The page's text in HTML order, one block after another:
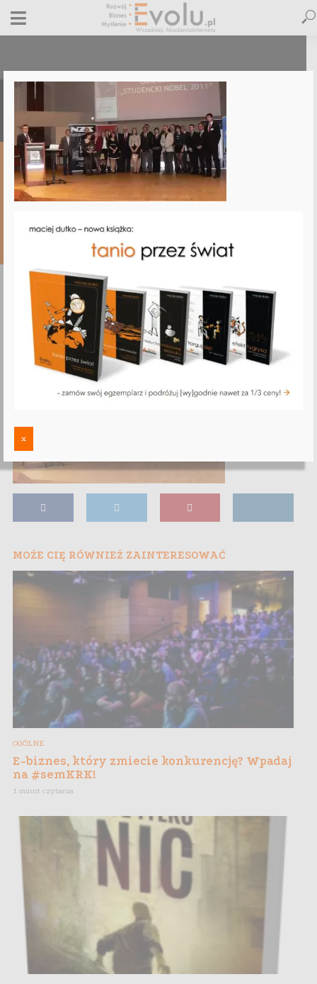
studencki nobel 2011
11 maja 2011 Dodaj komentarz Maciej Dutko 1 minut czytania
KOMENTARZ
Laureaci konkursu wraz z Wojewodą
Dolnośląskim i przedstawicielami sponsorów
MOŻE CIĘ RÓWNIEŻ ZAINTERESOWAĆ
OGÓLNE
E-biznes, który zmiecie konkurencję? Wpadaj
na #semKRK!
1 minut czytania
x